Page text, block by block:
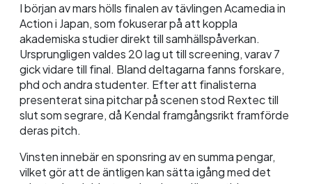
I början av mars hölls finalen av tävlingen Acamedia in
Action i Japan, som fokuserar på att koppla
akademiska studier direkt till samhällspåverkan.
Ursprungligen valdes 20 lag ut till screening, varav 7
gick vidare till final. Bland deltagarna fanns forskare,
phd och andra studenter. Efter att finalisterna
presenterat sina pitchar på scenen stod Rextec till
slut som segrare, då Kendal framgångsrikt framförde
deras pitch.
Vinsten innebär en sponsring av en summa pengar,
vilket gör att de äntligen kan sätta igång med det